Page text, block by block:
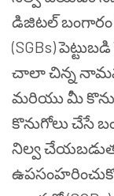
డిజిటల్
(SGBs)
చాలా చిన్న
మరియు మీ
కొనుగోలు చేసే
నిల్వ